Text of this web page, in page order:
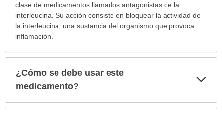
clase de medicamentos llamados antagonistas de la
interleucina. Su acción consiste en bloquear la actividad de
la interleucina, una sustancia del organismo que provoca
inflamación.
¿Cómo se debe usar este
medicamento?